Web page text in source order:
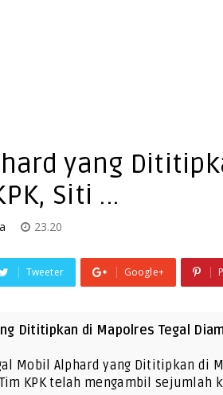
yang
Siti ...
23.20
Tweeter Google+
Dititipkan di Mapolres Tegal
Mobil Alphard yang Dititipkan di
KPK telah mengambil sejumlah